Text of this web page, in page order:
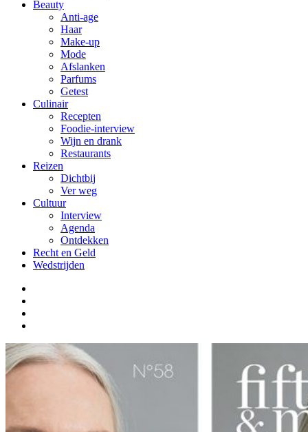
Beauty
Anti-age
Haar
Make-up
Mode
Afslanken
Parfums
Getest
Culinair
Recepten
Foodie-interview
Wijn en drank
Restaurants
Reizen
Dichtbij
Ver weg
Cultuur
Interview
Agenda
Ontdekken
Recht en Geld
Wedstrijden